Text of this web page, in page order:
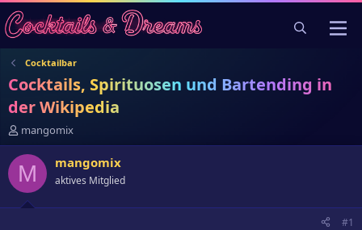
Cocktailbar
Cocktails, Spirituosen und Bartending in
der Wikipedia
E
r
s
t
mangomix
M mangomix
aktives Mitglied
#1